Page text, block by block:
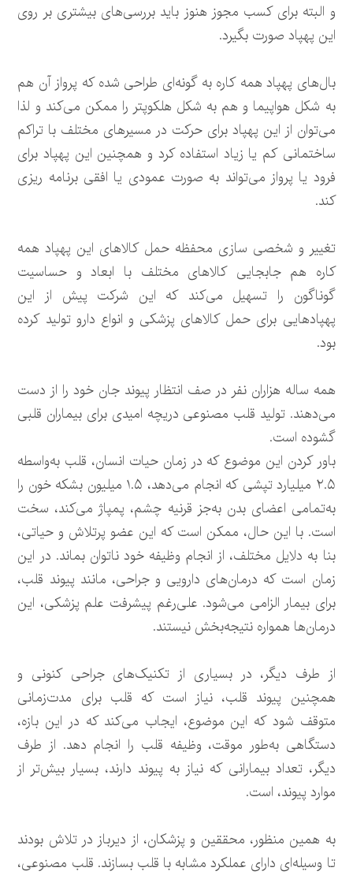
و البته برای کسب مجوز هنوز باید بررسی‌های بیشتری بر روی
این پهپاد صورت بگیرد.
بال‌های پهپاد همه کاره به گونه‌ای طراحی شده که پرواز آن هم
به شکل هواپیما و هم به شکل هلکوپتر را ممکن می‌کند و لذا
می‌توان از این پهپاد برای حرکت در مسیرهای مختلف با تراکم
ساختمانی کم یا زیاد استفاده کرد و همچنین این پهپاد برای
فرود یا پرواز می‌تواند به صورت عمودی یا افقی برنامه ریزی
کند.
تغییر و شخصی سازی محفظه حمل کالاهای این پهپاد همه
کاره هم جابجایی کالاهای مختلف با ابعاد و حساسیت
گوناگون را تسهیل می‌کند که این شرکت پیش از این
پهپادهایی برای حمل کالاهای پزشکی و انواع دارو تولید کرده
بود.
همه ساله هزاران نفر در صف انتظار پیوند جان خود را از دست
می‌دهند. تولید قلب مصنوعی دریچه امیدی برای بیماران قلبی
گشوده است.
باور کردن این موضوع که در زمان حیات انسان، قلب به‌واسطه
۲.۵ میلیارد تپشی که انجام می‌دهد، ۱.۵ میلیون بشکه خون را
به‌تمامی اعضای بدن به‌جز قرنیه چشم، پمپاژ می‌کند، سخت
است. با این حال، ممکن است که این عضو پرتلاش و حیاتی،
بنا به دلایل مختلف، از انجام وظیفه خود ناتوان بماند. در این
زمان است که درمان‌های دارویی و جراحی، مانند پیوند قلب،
برای بیمار الزامی می‌شود. علی‌رغم پیشرفت علم پزشکی، این
درمان‌ها همواره نتیجه‌بخش نیستند.
از طرف دیگر، در بسیاری از تکنیک‌های جراحی کنونی و
همچنین پیوند قلب، نیاز است که قلب برای مدت‌زمانی
متوقف شود که این موضوع، ایجاب می‌کند که در این بازه،
دستگاهی به‌طور موقت، وظیفه قلب را انجام دهد. از طرف
دیگر، تعداد بیمارانی که نیاز به پیوند دارند، بسیار بیش‌تر از
موارد پیوند، است.
به همین منظور، محققین و پزشکان، از دیرباز در تلاش بودند
تا وسیله‌ای دارای عملکرد مشابه با قلب بسازند. قلب مصنوعی،